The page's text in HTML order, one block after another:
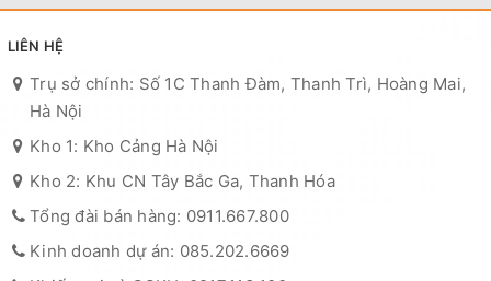
LIÊN HỆ
Trụ sở chính: Số 1C Thanh Đàm, Thanh Trì, Hoàng Mai,
Hà Nội
Kho 1: Kho Cảng Hà Nội
Kho 2: Khu CN Tây Bắc Ga, Thanh Hóa
Tổng đài bán hàng: 0911.667.800
Kinh doanh dự án: 085.202.6669